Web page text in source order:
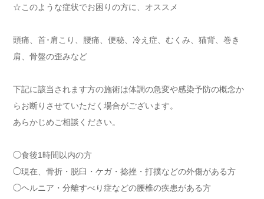
☆このような症状でお困りの方に、オススメ
頭痛、首･肩こり、腰痛、便秘、冷え症、むくみ、猫背、巻き
肩、骨盤の歪みなど
下記に該当されます方の施術は体調の急変や感染予防の概念か
らお断りさせていただく場合がございます。
あらかじめご相談ください。
◯食後1時間以内の方
◯現在、骨折・脱臼・ケガ・捻挫・打撲などの外傷がある方
◯ヘルニア・分離すべり症などの腰椎の疾患がある方